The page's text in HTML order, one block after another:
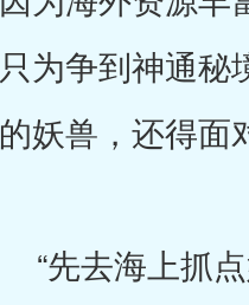
只为争到神通秘
的妖兽，还得面
“先去海上抓